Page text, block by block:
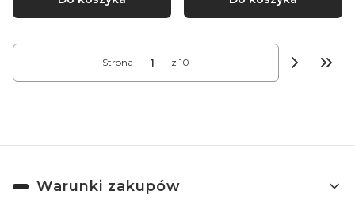
Strona z 10
Linki w stopce
Warunki zakupów